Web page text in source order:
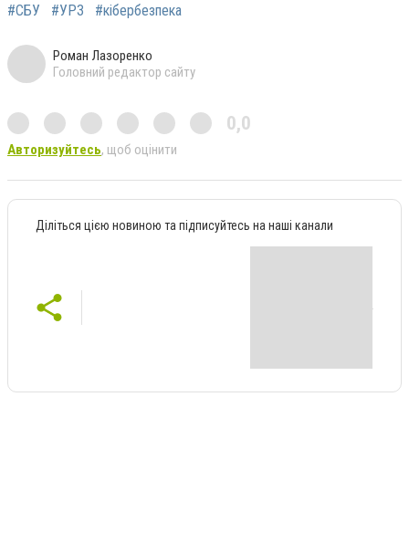
#СБУ #УРЗ #кібербезпека
Роман Лазоренко
Головний редактор сайту
0,0
Авторизуйтесь, щоб оцінити
Діліться цією новиною та підписуйтесь на наші канали